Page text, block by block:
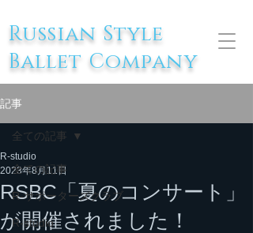
Russian Style
Ballet Company
記事
全ての記事
R-サポーターズクラブ
R-studio
全ての記事
RSBC「夏のコンサート」
が開催されました！
R-studio
2023年8月11日